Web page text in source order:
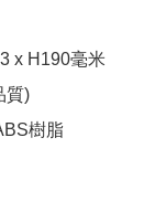
x H190毫米
質)
樹脂